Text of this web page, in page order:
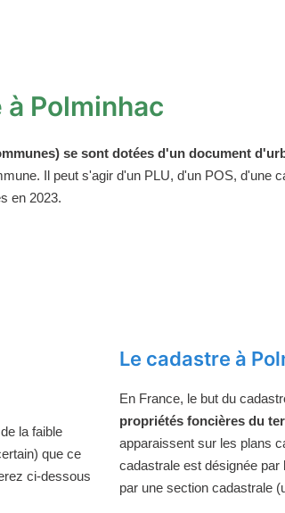
Polminhac
se sont dotées d'un document
Il peut s'agir d'un PLU, d'un POS, d'une
en 2023.
la faible
que ce
ci-dessous
Le cadastre à
En France, le but du
propriétés foncières du
apparaissent sur les plans
cadastrale est désignée par
par une section cadastrale